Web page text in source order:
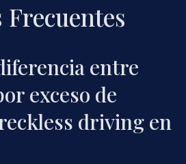
entre
exceso de
driving en